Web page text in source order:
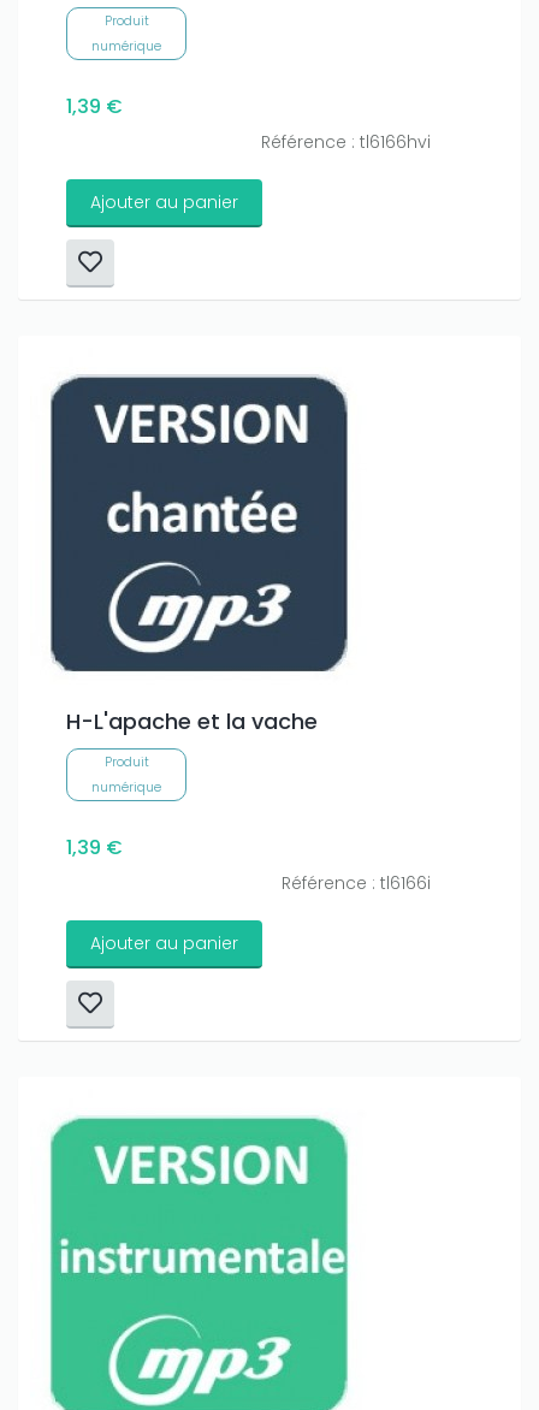
Produit
numérique
1,39 €
Référence : tl6166hvi
Ajouter au panier
H-L'apache et la vache
Produit
numérique
1,39 €
Référence : tl6166i
Ajouter au panier